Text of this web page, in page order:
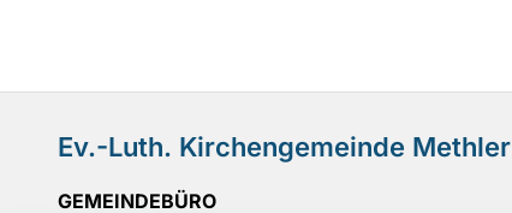
Ev.-Luth. Kirchengemeinde Methler
GEMEINDEBÜRO